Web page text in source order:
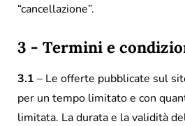
“cancellazione”.
3 - Termini e
3.1 – Le offerte pubblicate sul
per un tempo limitato e con
limitata. La durata e la validità